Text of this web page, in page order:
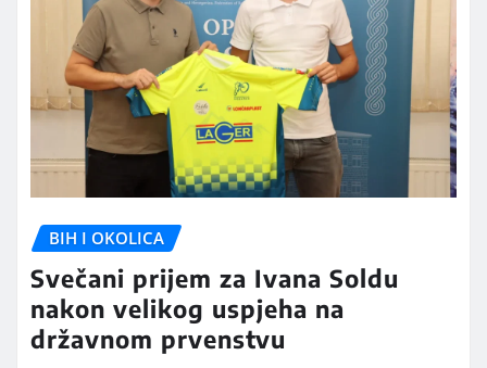
BIH I OKOLICA
Svečani prijem za Ivana Soldu
nakon velikog uspjeha na
državnom prvenstvu